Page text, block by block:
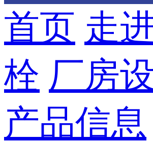
首页 走
栓 厂房
产品信息